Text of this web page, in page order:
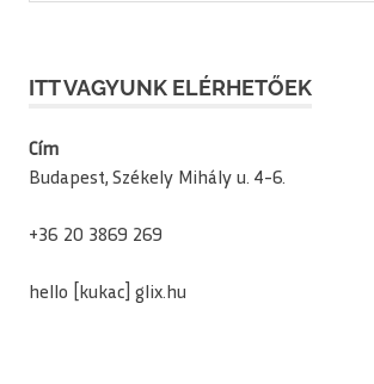
ITT VAGYUNK ELÉRHETŐEK
Cím
Budapest, Székely Mihály u. 4-6.
+36 20 3869 269
hello [kukac] glix.hu